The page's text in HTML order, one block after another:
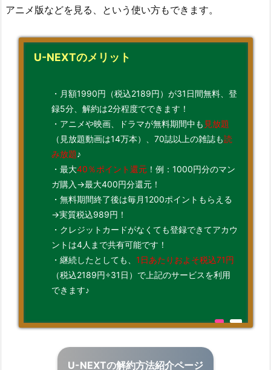
アニメ版などを見る、という使い方もできます。
U-NEXTのメリット
・月額1990円（税込2189円）が31日間無料、登
録5分、解約は2分程度でできます！
・アニメや映画、ドラマが無料期間中も 見放題
（見放題動画は14万本）、70誌以上の雑誌も読
み放題♪
・最大40％ポイント還元！例：1000円分のマン
ガ購入→最大400円分還元！
・無料期間終了後は毎月1200ポイントもらえる
→実質税込989円！
・クレジットカードがなくても登録できてアカウ
ントは4人まで共有可能です！
・継続したとしても、 1日あたりおよそ税込71円
（税込2189円÷31日）で上記のサービスを利用
できます♪
U-NEXTの解約方法紹介ページ